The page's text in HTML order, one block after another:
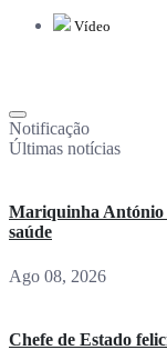
Vídeo
Notificação
Últimas notícias
Mariquinha António
saúde
Ago 08, 2026
Chefe de Estado